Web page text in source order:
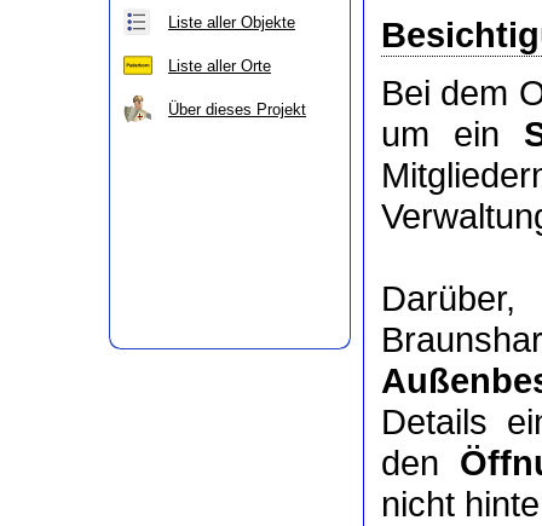
Liste aller Objekte
Liste aller Orte
Über dieses Projekt
Bei dem
um ein
Details
den
nicht